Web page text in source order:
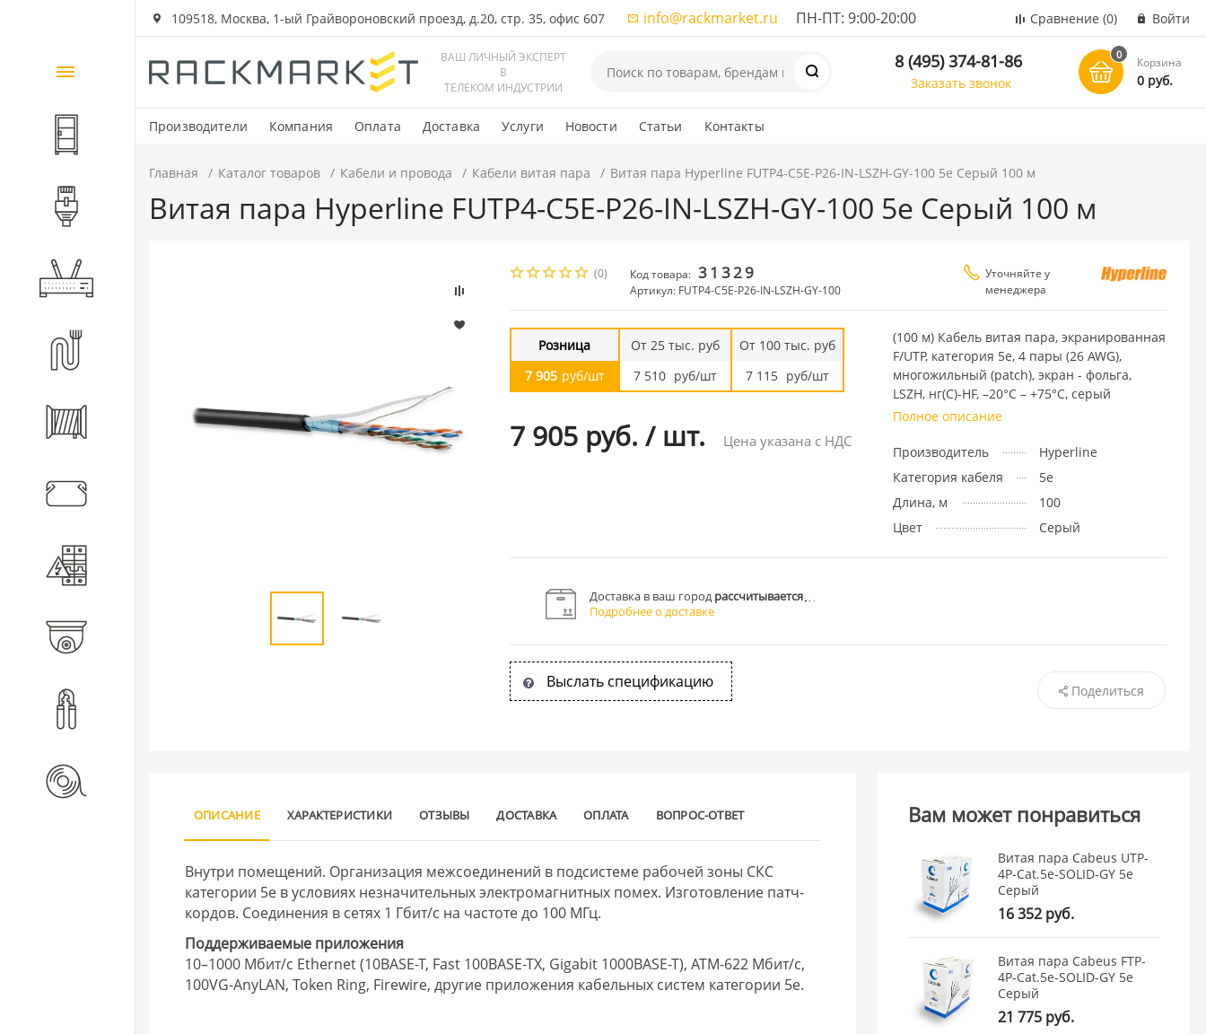
109518, Москва, 1-ый Грайвороновский проезд, д.20, стр. 35, офис 607 info@rackmarket.ru ПН-ПТ: 9:00-20:00 Сравнение (0) Войти
ВАШ ЛИЧНЫЙ ЭКСПЕРТ
В
ТЕЛЕКОМ ИНДУСТРИИ
8 (495) 374-81-86
Заказать звонок
0
Корзина
0 руб.
Производители Компания Оплата Доставка Услуги Новости Статьи Контакты
Каталог
товаров
Шкафы и стойки
Компоненты СКС
Главная Каталог товаров Кабели и провода Кабели витая пара Витая пара Hyperline FUTP4-C5E-P26-IN-LSZH-GY-100 5e Серый 100 м
Витая пара Hyperline FUTP4-C5E-P26-IN-LSZH-GY-100 5e Серый 100 м
(0) Код товара: 31329
Артикул: FUTP4-C5E-P26-IN-LSZH-GY-100
Уточняйте у
менеджера
Розница
7 905 руб/шт
От 25 тыс. руб
7 510 руб/шт
От 100 тыс. руб
7 115 руб/шт
7 905 руб. / шт. Цена указана с НДС
(100 м) Кабель витая пара, экранированная
F/UTP, категория 5e, 4 пары (26 AWG),
многожильный (patch), экран - фольга,
LSZH, нг(С)-HF, –20°C – +75°C, серый
Полное описание
Производитель
Hyperline
Категория кабеля
5e
Длина, м
100
Цвет
Серый
Доставка в ваш городрассчитывается
Подробнее о доставке
Выслать спецификацию Поделиться
ОПИСАНИЕ ХАРАКТЕРИСТИКИ ОТЗЫВЫ ДОСТАВКА ОПЛАТА ВОПРОС-ОТВЕТ
Внутри помещений. Организация межсоединений в подсистеме рабочей зоны СКС
категории 5e в условиях незначительных электромагнитных помех. Изготовление патч-
кордов. Соединения в сетях 1 Гбит/с на частоте до 100 МГц.
Поддерживаемые приложения
10–1000 Мбит/с Ethernet (10BASE-T, Fast 100BASE-TX, Gigabit 1000BASE-T), ATM-622 Мбит/с,
100VG-AnyLAN, Token Ring, Firewire, другие приложения кабельных систем категории 5e.
Вам может понравиться
Витая пара Cabeus UTP-
4P-Cat.5e-SOLID-GY 5e
Серый
16 352 руб.
Витая пара Cabeus FTP-
4P-Cat.5e-SOLID-GY 5e
Серый
21 775 руб.